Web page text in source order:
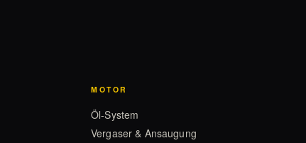
MOTOR
Öl-System
Vergaser & Ansaugung